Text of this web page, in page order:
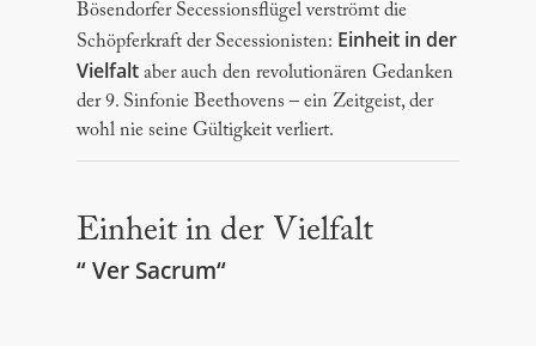
Bösendorfer Secessionsflügel verströmt die
Schöpferkraft der Secessionisten: Einheit in der
Vielfalt aber auch den revolutionären Gedanken
der 9. Sinfonie Beethovens – ein Zeitgeist, der
wohl nie seine Gültigkeit verliert.
Einheit in der Vielfalt
“ Ver Sacrum“